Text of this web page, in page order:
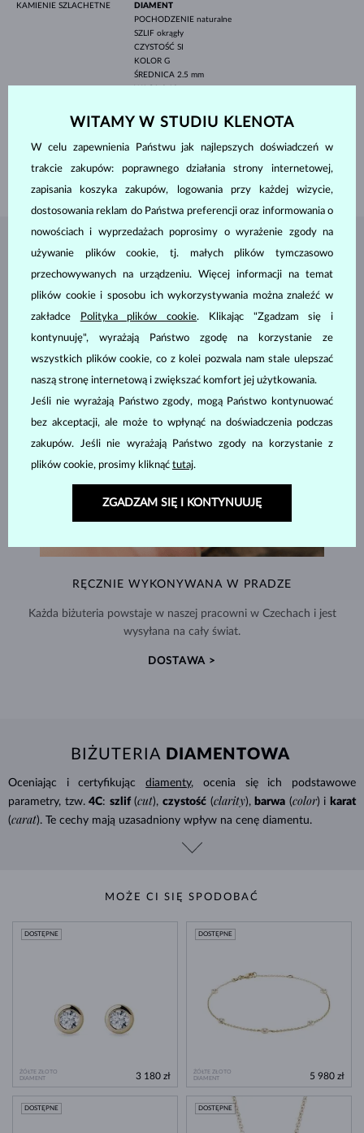
KAMIENIE SZLACHETNE
DIAMENT
POCHODZENIE naturalne
SZLIF okrągły
CZYSTOŚĆ SI
KOLOR G
ŚREDNICA 2.5 mm
1.15 g
BIŻUTERIA Z ATELIER KLENOTA
RĘCZNIE WYKONYWANA W PRADZE
Każda biżuteria powstaje w naszej pracowni w Czechach i jest
wysyłana na cały świat.
DOSTAWA >
BIŻUTERIA DIAMENTOWA
Oceniając i certyfikującdiamenty, ocenia się ich podstawowe
parametry, tzw. 4C: szlif (cut), czystość (clarity), barwa (color) i karat
(carat). Te cechy mają uzasadniony wpływ na cenę diamentu.
MOŻE CI SIĘ SPODOBAĆ
ŻÓŁTE ZŁOTO
DIAMENT
DOSTĘPNE
3 180 zł
ŻÓŁTE ZŁOTO
DIAMENT
DOSTĘPNE
5 980 zł
DOSTĘPNE DOSTĘPNE
WITAMY W STUDIU KLENOTA
W celu zapewnienia Państwu jak najlepszych doświadczeń w
trakcie zakupów: poprawnego działania strony internetowej,
zapisania koszyka zakupów, logowania przy każdej wizycie,
dostosowania reklam do Państwa preferencji oraz informowania o
nowościach i wyprzedażach poprosimy o wyrażenie zgody na
używanie plików cookie, tj. małych plików tymczasowo
przechowywanych na urządzeniu. Więcej informacji na temat
plików cookie i sposobu ich wykorzystywania można znaleźć w
zakładce
Polityka plików cookie. Klikając "Zgadzam się i
kontynuuję", wyrażają Państwo zgodę na korzystanie ze
wszystkich plików cookie, co z kolei pozwala nam stale ulepszać
naszą stronę internetową i zwiększać komfort jej użytkowania.
Jeśli nie wyrażają Państwo zgody, mogą Państwo kontynuować
bez akceptacji, ale może to wpłynąć na doświadczenia podczas
zakupów. Jeśli nie wyrażają Państwo zgody na korzystanie z
plików cookie, prosimy kliknąć tutaj.
ZGADZAM SIĘ I KONTYNUUJĘ